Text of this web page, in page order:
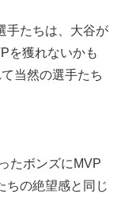
手たちは、大谷が
を獲れないかも
当然の選手たち
たボンズにMVP
ちの絶望感と同じ